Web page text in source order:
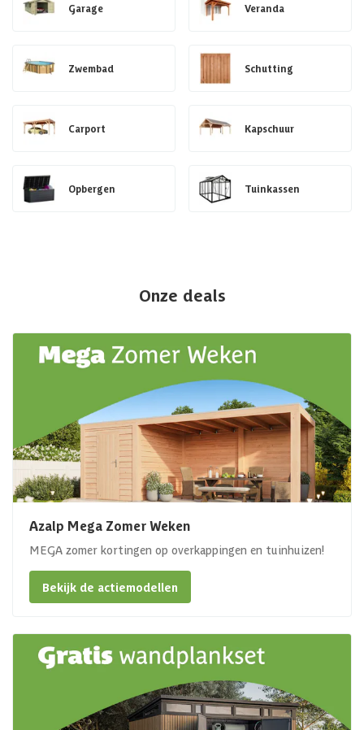
Garage Veranda
Zwembad Schutting
Carport Kapschuur
Opbergen Tuinkassen
Onze deals
Azalp Mega Zomer Weken
MEGA zomer kortingen op overkappingen en tuinhuizen!
Bekijk de actiemodellen